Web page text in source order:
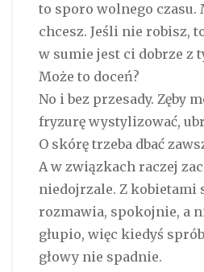
to sporo wolnego czasu.
chcesz. Jeśli nie robisz,
w sumie jest ci dobrze z
Może to doceń?
No i bez przesady. Zęby
fryzurę wystylizować,
O skórę trzeba dbać
A w związkach raczej
niedojrzale. Z kobietami
rozmawia, spokojnie, a
głupio, więc kiedyś
głowy nie spadnie.